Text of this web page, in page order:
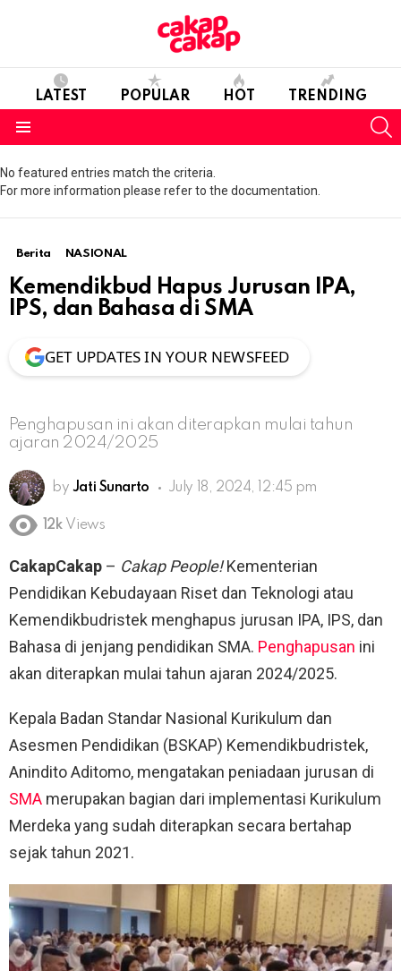
LATEST POPULAR HOT TRENDING
No featured entries match the criteria.
For more information please refer to the documentation.
Berita NASIONAL
Kemendikbud Hapus Jurusan IPA,
IPS, dan Bahasa di SMA
GET UPDATES IN YOUR NEWSFEED
Penghapusan ini akan diterapkan mulai tahun
ajaran 2024/2025
by Jati Sunarto July 18, 2024, 12:45 pm
12k Views
CakapCakap – Cakap People!Kementerian
Pendidikan Kebudayaan Riset dan Teknologi atau
Kemendikbudristek menghapus jurusan IPA, IPS, dan
Bahasa di jenjang pendidikan SMA. Penghapusan ini
akan diterapkan mulai tahun ajaran 2024/2025.
Kepala Badan Standar Nasional Kurikulum dan
Asesmen Pendidikan (BSKAP) Kemendikbudristek,
Anindito Aditomo, mengatakan peniadaan jurusan di
SMA merupakan bagian dari implementasi Kurikulum
Merdeka yang sudah diterapkan secara bertahap
sejak tahun 2021.